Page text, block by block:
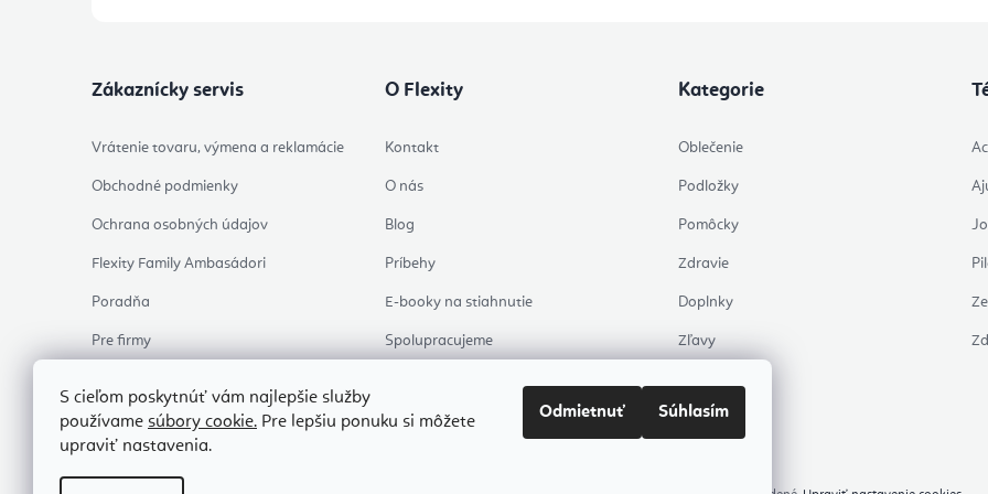
S cieľom poskytnúť vám najlepšie služby
používame súbory cookie. Pre lepšiu ponuku si môžete
upraviť nastavenia.
Odmietnuť Súhlasím
Zákaznícky servis
Vrátenie tovaru, výmena a reklamácie
Obchodné podmienky
Ochrana osobných údajov
Flexity Family Ambasádori
Poradňa
Pre firmy
Skontrolovať stav objednávky
O Flexity
Kontakt
O nás
Blog
Príbehy
E-booky na stiahnutie
Spolupracujeme
Kategorie
Oblečenie
Podložky
Pomôcky
Zdravie
Doplnky
Zľavy